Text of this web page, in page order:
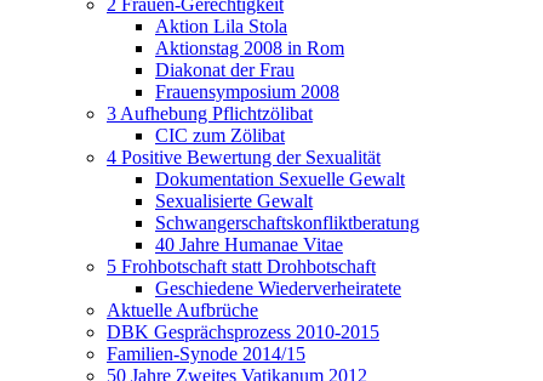
2 Frauen-Gerechtigkeit
Aktion Lila Stola
Aktionstag 2008 in Rom
Diakonat der Frau
Frauensymposium 2008
3 Aufhebung Pflichtzölibat
CIC zum Zölibat
4 Positive Bewertung der Sexualität
Dokumentation Sexuelle Gewalt
Sexualisierte Gewalt
Schwangerschaftskonfliktberatung
40 Jahre Humanae Vitae
5 Frohbotschaft statt Drohbotschaft
Geschiedene Wiederverheiratete
Aktuelle Aufbrüche
DBK Gesprächsprozess 2010-2015
Familien-Synode 2014/15
50 Jahre Zweites Vatikanum 2012